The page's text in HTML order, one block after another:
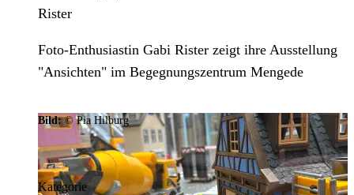
Rister
Foto-Enthusiastin Gabi Rister zeigt ihre Ausstellung
"Ansichten" im Begegnungszentrum Mengede
Bild:© Pia Hilburg
Kategorie